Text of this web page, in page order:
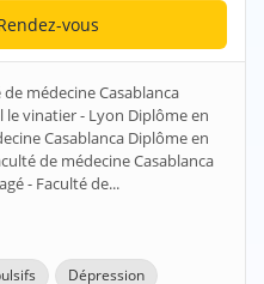
vous
médecine Casablanca
vinatier - Lyon Diplôme en
Casablanca Diplôme en
de médecine Casablanca
- Faculté de...
Dépression